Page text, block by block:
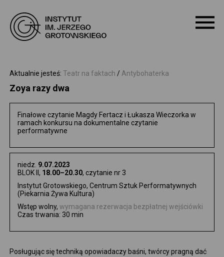
O NAS
PROGRAM
WARSZTATY
PROJEKTY
DOSTĘPNOŚĆ
ARCHIWUM
Aktualnie jesteś: Teatr na faktach / Antybohaterka
Zoya razy dwa
Finałowe czytanie Magdy Fertacz i Łukasza Wieczorkaw
ramach konkursu na dokumentalne czytanie
performatywne
niedz. 9.07.2023
BLOK II, 18.00–20.30, czytanie nr 3
Instytut Grotowskiego, Centrum Sztuk Performatywnych
(Piekarnia Żywa Kultura)
Wstęp wolny,wymagana rezerwacja bezpłatnej wejściówki
Czas trwania: 30 min
Posługując się techniką opowiadaczy baśni, twórcy pragną dać